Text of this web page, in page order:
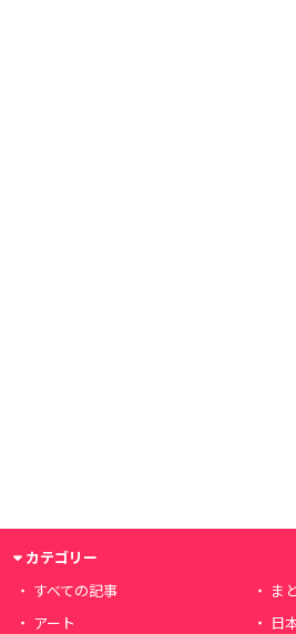
カテゴリー
すべての記事
ま
アート
日